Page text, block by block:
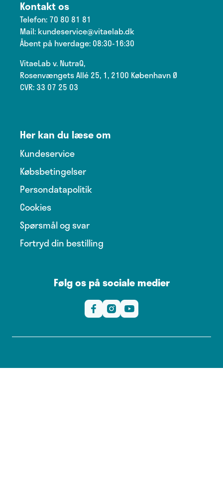
Kontakt os
Telefon: 70 80 81 81
Mail: kundeservice@vitaelab.dk
Åbent på hverdage: 08:30-16:30
VitaeLab v. NutraQ,
Rosenvængets Allé 25, 1, 2100 København Ø
CVR: 33 07 25 03
Her kan du læse om
Kundeservice
Købsbetingelser
Persondatapolitik
Cookies
Spørsmål og svar
Fortryd din bestilling
Følg os på sociale medier